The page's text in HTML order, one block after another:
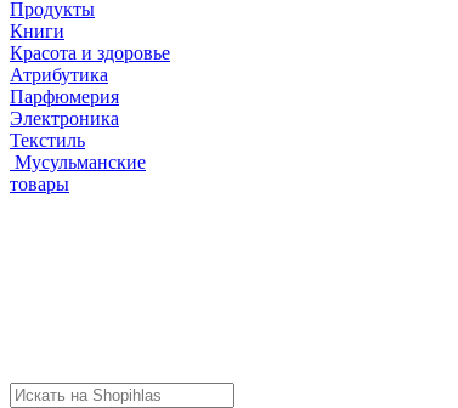
Продукты
Книги
Красота и здоровье
Атрибутика
Парфюмерия
Электроника
Текстиль
Мусульманские
товары